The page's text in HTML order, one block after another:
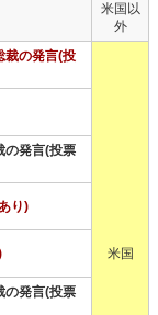
米国以
外
裁の発言(投
米国
の発言(投票
り)
の発言(投票